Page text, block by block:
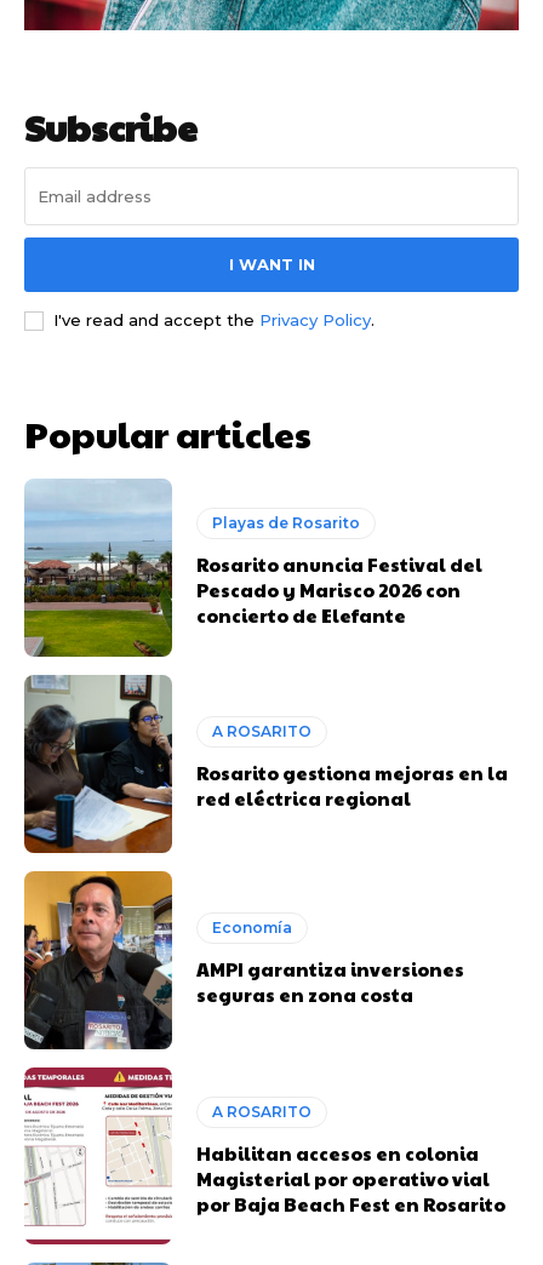
Subscribe
I WANT IN
I've read and accept the Privacy Policy.
Popular articles
Playas de Rosarito
Rosarito anuncia Festival del
Pescado y Marisco 2026 con
concierto de Elefante
A ROSARITO
Rosarito gestiona mejoras en la
red eléctrica regional
Economía
AMPI garantiza inversiones
seguras en zona costa
A ROSARITO
Habilitan accesos en colonia
Magisterial por operativo vial
por Baja Beach Fest en Rosarito